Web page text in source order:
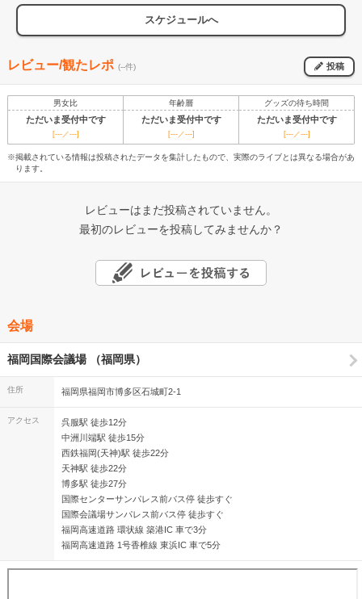
スケジュールへ
レビュー/観たレポ (--件) 投稿
男女比 年齢層 グッズの待ち時間
ただいま受付中です ただいま受付中です ただいま受付中です
[---／---] [---／---] [---／---]
※掲載されている情報は投稿されたデータを集計したもので、実際のライブとは異なる場合があ
ります。
レビューはまだ投稿されていません。
最初のレビューを投稿してみませんか？
会場
福岡国際会議場 （福岡県）
住所 福岡県福岡市博多区石城町2-1
アクセス
呉服駅 徒歩12分
中洲川端駅 徒歩15分
西鉄福岡(天神)駅 徒歩22分
天神駅 徒歩22分
博多駅 徒歩27分
国際センターサンパレス前バス停 徒歩すぐ
国際会議場サンパレス前バス停 徒歩すぐ
福岡高速道路 環状線 築港IC 車で3分
福岡高速道路 1号香椎線 東浜IC 車で5分